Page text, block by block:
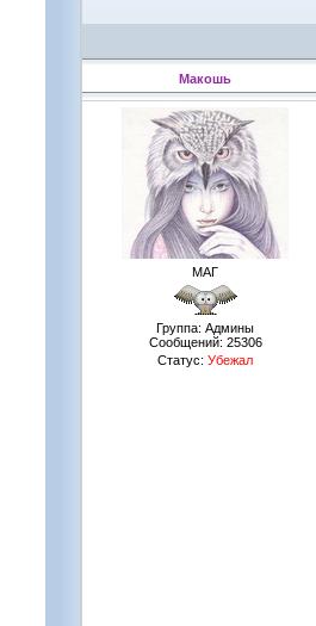
Макошь
МАГ
Группа: Админы
Сообщений: 25306
Статус: Убежал